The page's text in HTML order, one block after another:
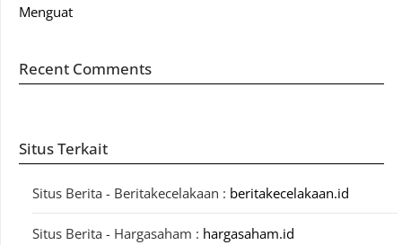
Menguat
Recent Comments
Situs Terkait
Situs Berita - Beritakecelakaan : beritakecelakaan.id
Situs Berita - Hargasaham : hargasaham.id